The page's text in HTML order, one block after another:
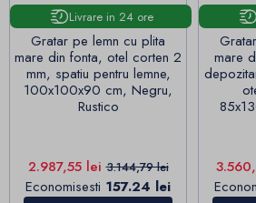
Livrare in 24 ore
Gratar pe lemn cu plita
mare din fonta, otel corten 2
mm, spatiu pentru lemne,
100x100x90 cm, Negru,
Rustico
Pret
2.987,55 leiPret de baza
3.144,79 lei
Economisesti 157.24 lei
mare
Pret